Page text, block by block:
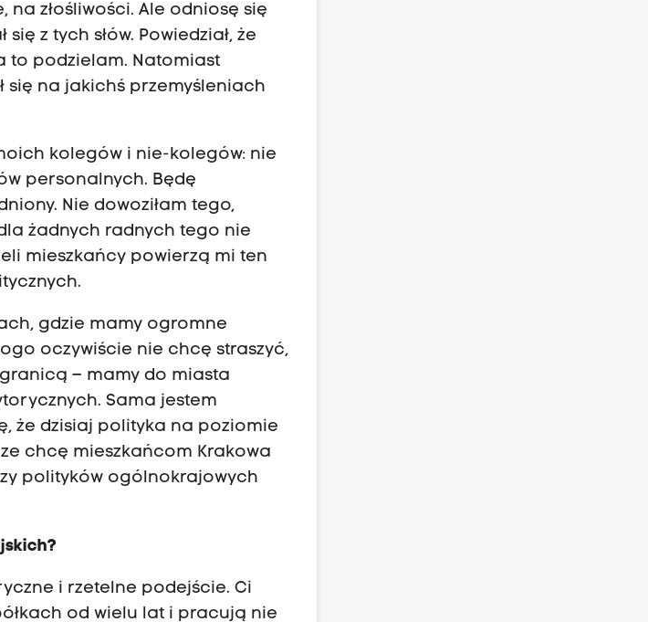
złośliwości. Ale odniosę się
z tych słów. Powiedział, że
to podzielam. Natomiast
się na jakichś przemyśleniach
kolegów i nie-kolegów: nie
personalnych. Będę
Nie dowoziłam tego,
żadnych radnych tego nie
mieszkańcy powierzą mi ten
gdzie mamy ogromne
oczywiście nie chcę straszyć,
– mamy do miasta
Sama jestem
że dzisiaj polityka na poziomie
chcę mieszkańcom Krakowa
polityków ogólnokrajowych
i rzetelne podejście. Ci
od wielu lat i pracują nie